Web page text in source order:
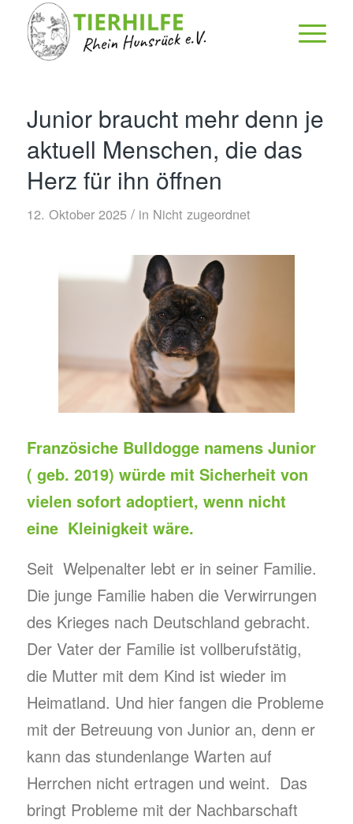
Junior braucht mehr denn je
aktuell Menschen, die das
Herz für ihn öffnen
12. Oktober 2025 / in Nicht zugeordnet
Französiche Bulldogge namens Junior
( geb. 2019) würde mit Sicherheit von
vielen sofort adoptiert, wenn nicht
eine Kleinigkeit wäre.
Seit Welpenalter lebt er in seiner Familie.
Die junge Familie haben die Verwirrungen
des Krieges nach Deutschland gebracht.
Der Vater der Familie ist vollberufstätig,
die Mutter mit dem Kind ist wieder im
Heimatland. Und hier fangen die Probleme
mit der Betreuung von Junior an, denn er
kann das stundenlange Warten auf
Herrchen nicht ertragen und weint. Das
bringt Probleme mit der Nachbarschaft